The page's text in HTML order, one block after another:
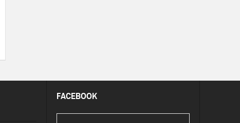
FACEBOOK